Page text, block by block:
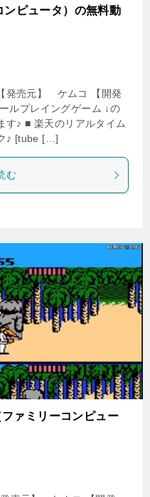
ンピュータ）の無料動
発売元】 ケムコ 【開発
プレイングゲーム ↓の
す♪ ■ 楽天のリアルタイム
♪ [tube […]
む
ァミリーコンピュー